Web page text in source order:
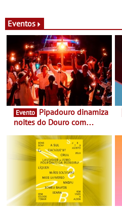
Eventos
Evento
noites do Douro com
vinho, gastronomia e
música